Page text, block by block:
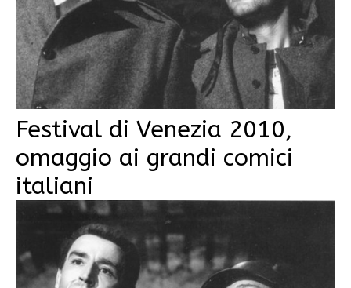
Festival di Venezia 2010,
omaggio ai grandi comici
italiani